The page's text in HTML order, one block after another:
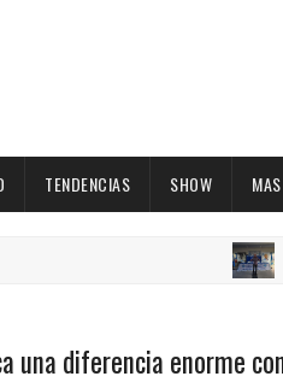
TENDENCIAS SHOW
TENDENCIAS
diferencia enorme